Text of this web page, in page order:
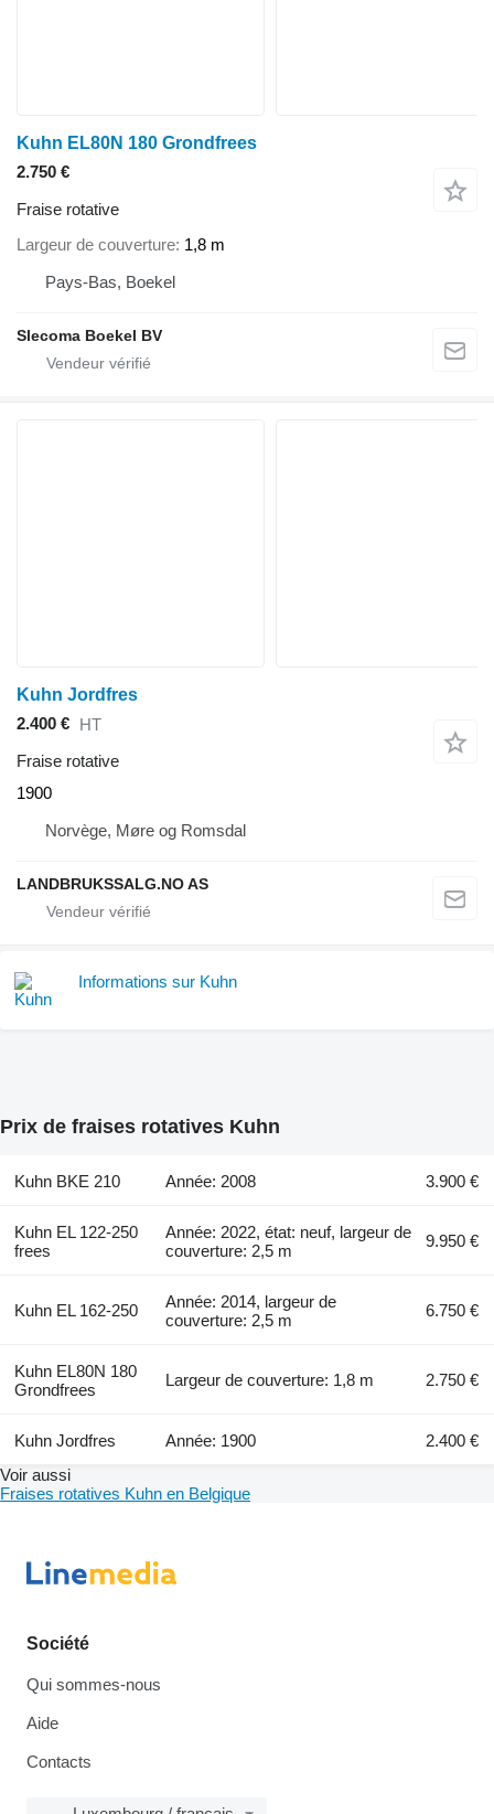
Kuhn EL80N 180 Grondfrees
2.750 €
Fraise rotative
Largeur de couverture 1,8 m
Pays-Bas, Boekel
Slecoma Boekel BV
Kuhn Jordfres
2.400 € HT
Fraise rotative
1900
Norvège, Møre og Romsdal
LANDBRUKSSALG.NO AS
Informations sur Kuhn
Prix de fraises rotatives Kuhn
Kuhn BKE 210 Année: 2008 3.900 €
Kuhn EL 122-250
frees
Année: 2022, état: neuf, largeur de
couverture: 2,5 m
9.950 €
Kuhn EL 162-250
Année: 2014, largeur de
couverture: 2,5 m
6.750 €
Kuhn EL80N 180
Grondfrees
Largeur de couverture: 1,8 m 2.750 €
Kuhn Jordfres Année: 1900
2.400 €
Voir aussi
Fraises rotatives Kuhn en Belgique
Société
Qui sommes-nous
Aide
Contacts